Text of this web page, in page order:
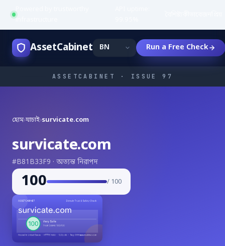
Powered by trustworthy
infrastructure
AssetCabinet Run a Free Check
ASSETCABINET · ISSUE 97
হোম›যাচাই›survicate.com
survicate.com
#B81B33F9 · অত্যন্ত নিরাপদ
100 / 100